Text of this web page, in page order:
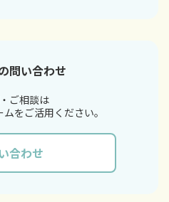
問い合わせ
ご相談は
をご活用ください。
合わせ